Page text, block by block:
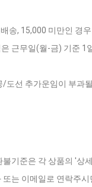
송, 15,000 미만인 경
근무일(월-금) 기준
도선 추가운임이 부과
기준은 각 상품의 '상
는 이메일로 연락주